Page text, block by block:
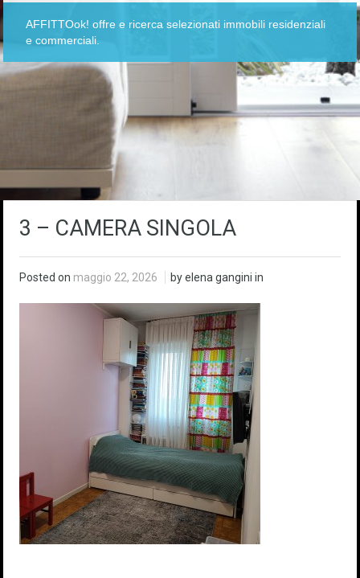
AFFITTOok! offre e ricerca selezionati immobili residenziali
e commerciali.
3 – CAMERA SINGOLA
Posted on maggio 22, 2026 by elena gangini in